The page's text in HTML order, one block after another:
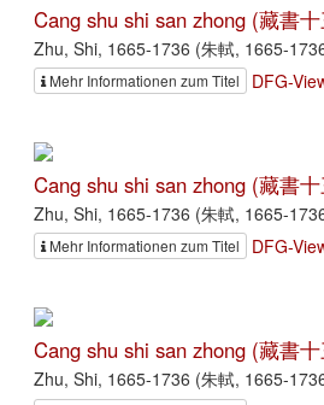
Cang shu shi san zhong (藏書
Zhu, Shi, 1665-1736 (朱軾, 1665-
Mehr Informationen zum Titel DFG-
Cang shu shi san zhong (藏書
Zhu, Shi, 1665-1736 (朱軾, 1665-
Mehr Informationen zum Titel DFG-
Cang shu shi san zhong (藏書
Zhu, Shi, 1665-1736 (朱軾, 1665-